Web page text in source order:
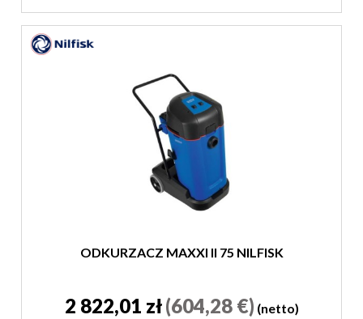
ODKURZACZ MAXXI II 75 NILFISK
2 822,01 zł(604,28 €) (netto)